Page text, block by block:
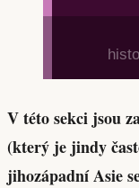
V této sekci jsou
(který je jindy
jihozápadní Asie